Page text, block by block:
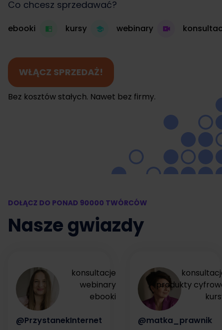
Co chcesz sprzedawać?
ebooki kursy webinary
WŁĄCZ SPRZEDAŻ!
Bez kosztów stałych. Nawet bez firmy.
DOŁĄCZ DO PONAD 90000 TWÓRCÓW
Nasze gwiazdy
konsultacje
webinary
ebooki
@PrzystanekInternet
produkty
@matka_prawnik